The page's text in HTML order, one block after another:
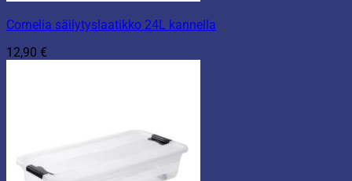
Cornelia säilytyslaatikko 24L kannella
12,90 €